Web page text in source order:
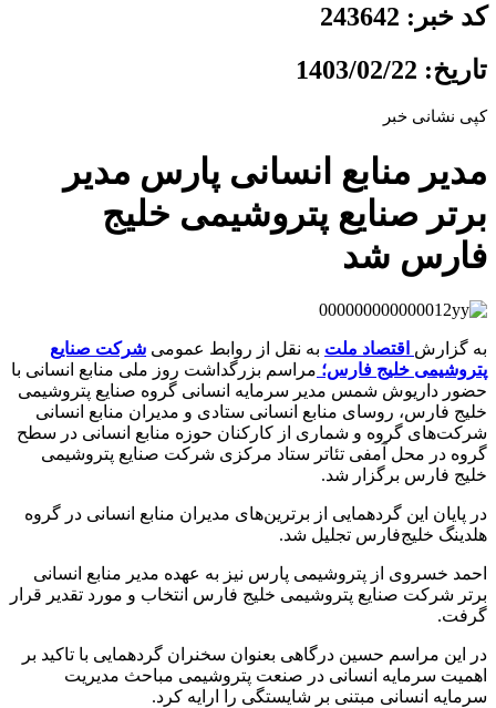
کد خبر: 243642
تاریخ: 1403/02/22
کپی نشانی خبر
مدیر منابع انسانی پارس‌ مدیر
برتر صنايع پتروشیمی خلیج
فارس شد
به گزارش اقتصاد ملت به نقل از روابط عمومی شرکت صنایع
پتروشیمی خلیج فارس؛ مراسم بزرگداشت روز ملی منابع انسانی با
حضور داریوش شمس مدیر سرمایه انسانی گروه صنایع پتروشیمی
خلیج فارس، روسای منابع انسانی ستادی و مدیران منابع انسانی
شرکت‌های گروه و شماری از کارکنان حوزه منابع انسانی در سطح
گروه در محل آمفی تئاتر ستاد مرکزی شرکت صنایع پتروشیمی
خلیج فارس برگزار شد‌.
در پایان این گردهمایی از برترین‌های مدیران منابع انسانی در گروه
هلدینگ خلیج‌فارس تجلیل شد.
احمد خسروی از پتروشیمی پارس نیز به عهده مدیر منابع انسانی
برتر شرکت‌ صنايع پتروشیمی خليج فارس انتخاب و مورد تقدير قرار
گرفت.
در این مراسم حسین درگاهی بعنوان سخنران گردهمایی با تاکید بر
اهمیت سرمایه انسانی در صنعت پتروشیمی مباحث مدیریت
سرمایه انسانی مبتنی بر شایستگی را ارایه کرد.